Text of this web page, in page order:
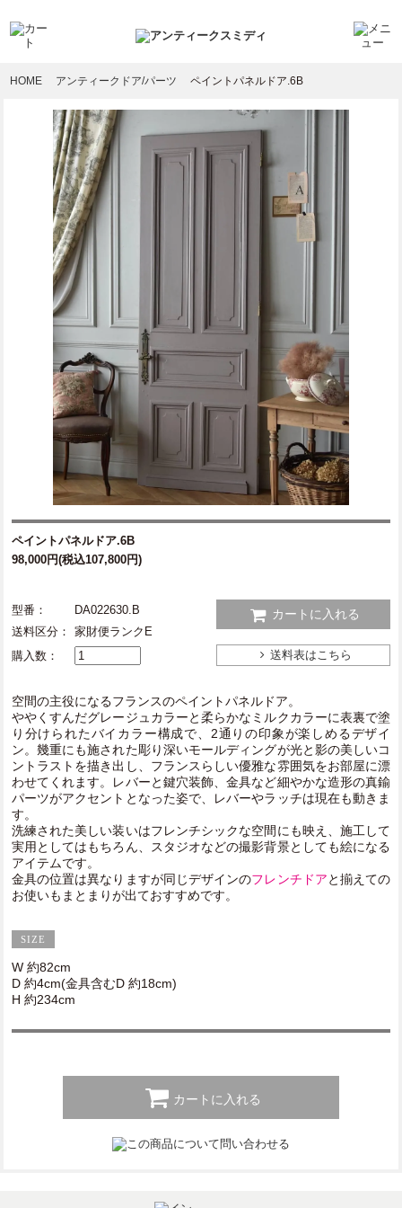
HOME アンティークドア/パーツ ペイントパネルドア.6B
ペイントパネルドア.6B
98,000円(税込107,800円)
型番：
DA022630.B
送料区分：
家財便ランクE
購入数：
カートに入れる
送料表はこちら
空間の主役になるフランスのペイントパネルドア。
ややくすんだグレージュカラーと柔らかなミルクカラーに表裏で塗
り分けられたバイカラー構成で、2通りの印象が楽しめるデザイ
ン。幾重にも施された彫り深いモールディングが光と影の美しいコ
ントラストを描き出し、フランスらしい優雅な雰囲気をお部屋に漂
わせてくれます。レバーと鍵穴装飾、金具など細やかな造形の真鍮
パーツがアクセントとなった姿で、レバーやラッチは現在も動きま
す。
洗練された美しい装いはフレンチシックな空間にも映え、施工して
実用としてはもちろん、スタジオなどの撮影背景としても絵になる
アイテムです。
金具の位置は異なりますが同じデザインのフレンチドアと揃えての
お使いもまとまりが出ておすすめです。
W 約82cm
D 約4cm(金具含むD 約18cm)
H 約234cm
カートに入れる